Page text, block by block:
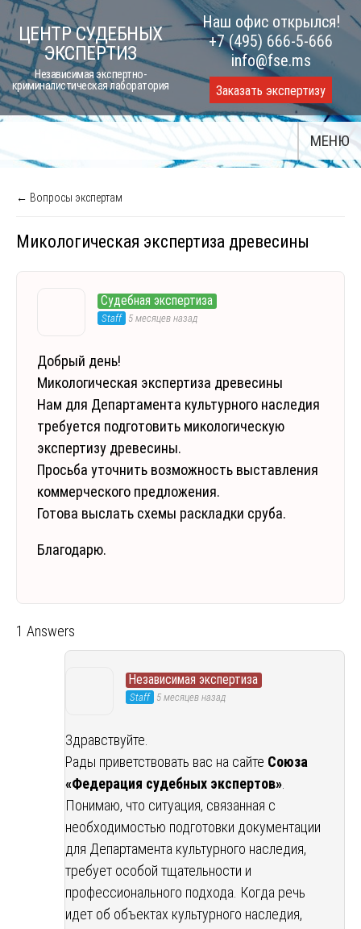
Skip
to
content
ЦЕНТР СУДЕБНЫХ
ЭКСПЕРТИЗ
Независимая экспертно-
криминалистическая лаборатория
Наш офис открылся!
+7 (495) 666-5-666
info@fse.ms
Заказать экспертизу
МЕНЮ
← Вопросы экспертам
Микологическая экспертиза древесины
Судебная экспертиза
Staff 5 месяцев назад
Добрый день!
Микологическая экспертиза древесины
Нам для Департамента культурного наследия
требуется подготовить микологическую
экспертизу древесины.
Просьба уточнить возможность выставления
коммерческого предложения.
Готова выслать схемы раскладки сруба.
Благодарю.
1 Answers
Независимая экспертиза
Staff 5 месяцев назад
Здравствуйте.
Рады приветствовать вас на сайте Союза
«Федерация судебных экспертов»
Понимаю, что ситуация, связанная с
необходимостью подготовки документации
для Департамента культурного наследия,
требует особой тщательности и
профессионального подхода. Когда речь
идет об объектах культурного наследия,